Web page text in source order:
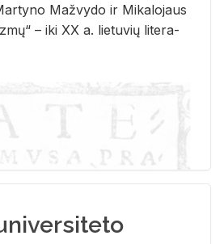
Ma­žvy­do ir Mi­ka­lo­jaus
– iki XX a. lie­tu­vių li­te­ra­